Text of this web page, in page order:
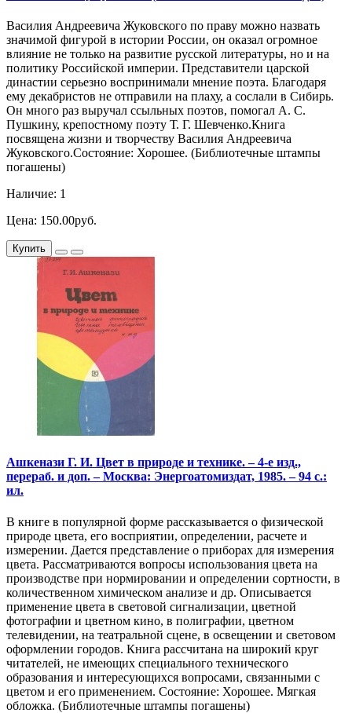
Василия Андреевича Жуковского по праву можно назвать
значимой фигурой в истории России, он оказал огромное
влияние не только на развитие русской литературы, но и на
политику Российской империи. Представители царской
династии серьезно воспринимали мнение поэта. Благодаря
ему декабристов не отправили на плаху, а сослали в Сибирь.
Он много раз выручал ссыльных поэтов, помогал А. С.
Пушкину, крепостному поэту Т. Г. Шевченко.Книга
посвящена жизни и творчеству Василия Андреевича
Жуковского.Состояние: Хорошее. (Библиотечные штампы
погашены)
Наличие: 1
Цена: 150.00руб.
Купить
Ашкенази Г. И. Цвет в природе и технике. – 4-е изд.,
перераб. и доп. – Москва: Энергоатомиздат, 1985. – 94 с.:
ил.
В книге в популярной форме рассказывается о физической
природе цвета, его восприятии, определении, расчете и
измерении. Дается представление о приборах для измерения
цвета. Рассматриваются вопросы использования цвета на
производстве при нормировании и определении сортности, в
количественном химическом анализе и др. Описывается
применение цвета в световой сигнализации, цветной
фотографии и цветном кино, в полиграфии, цветном
телевидении, на театральной сцене, в освещении и световом
оформлении городов. Книга рассчитана на широкий круг
читателей, не имеющих специального технического
образования и интересующихся вопросами, связанными с
цветом и его применением. Состояние: Хорошее. Мягкая
обложка. (Библиотечные штампы погашены)